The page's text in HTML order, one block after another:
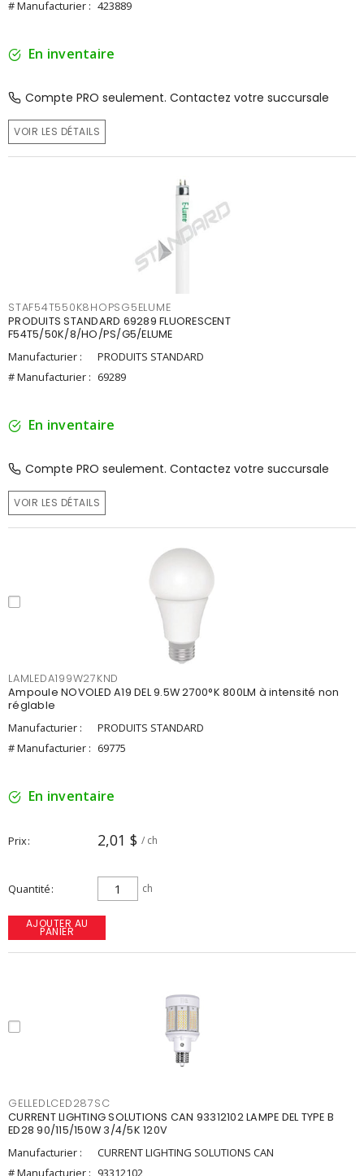
# Manufacturier : 423889
En inventaire
Compte PRO seulement. Contactez votre succursale
VOIR LES DÉTAILS
STAF54T550K8HOPSG5ELUME
PRODUITS STANDARD 69289 FLUORESCENT
F54T5/50K/8/HO/PS/G5/ELUME
Manufacturier :
PRODUITS STANDARD
# Manufacturier : 69289
En inventaire
Compte PRO seulement. Contactez votre succursale
VOIR LES DÉTAILS
LAMLEDA199W27KND
Ampoule NOVOLED A19 DEL 9.5W 2700°K 800LM à intensité non
réglable
Manufacturier :
PRODUITS STANDARD
# Manufacturier : 69775
En inventaire
Prix 2,01 $ / ch
Quantité ch
AJOUTER AU
PANIER
GELLEDLCED287SC
CURRENT LIGHTING SOLUTIONS CAN 93312102 LAMPE DEL TYPE B
ED28 90/115/150W 3/4/5K 120V
Manufacturier :
CURRENT LIGHTING SOLUTIONS CAN
# Manufacturier : 93312102